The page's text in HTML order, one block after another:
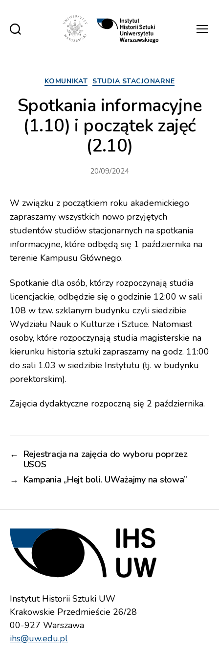
UW
Kategorie
KOMUNIKAT STUDIA STACJONARNE
Spotkania informacyjne
(1.10) i początek zajęć
(2.10)
20/09/2024
W związku z początkiem roku akademickiego
zapraszamy wszystkich nowo przyjętych
studentów studiów stacjonarnych na spotkania
informacyjne, które odbędą się 1 października na
terenie Kampusu Głównego.
Spotkanie dla osób, którzy rozpoczynają studia
licencjackie, odbędzie się o godzinie 12:00 w sali
108 w tzw. szklanym budynku czyli siedzibie
Wydziału Nauk o Kulturze i Sztuce. Natomiast
osoby, które rozpoczynają studia magisterskie na
kierunku historia sztuki zapraszamy na godz. 11:00
do sali 1.03 w siedzibie Instytutu (tj. w budynku
porektorskim).
Zajęcia dydaktyczne rozpoczną się 2 października.
← Rejestracja na zajęcia do wyboru poprzez
USOS
→ Kampania „Hejt boli. UWażajmy na słowa”
Instytut Historii Sztuki UW
Krakowskie Przedmieście 26/28
00-927 Warszawa
ihs@uw.edu.pl